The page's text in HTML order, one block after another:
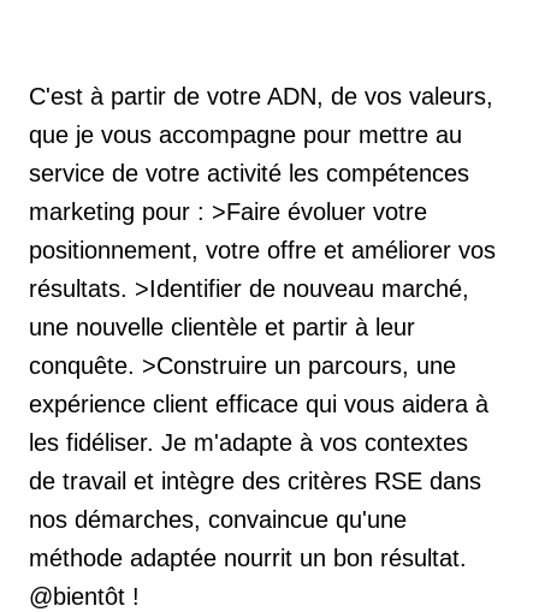
C'est à partir de votre ADN, de vos valeurs,
que je vous accompagne pour mettre au
service de votre activité les compétences
marketing pour : >Faire évoluer votre
positionnement, votre offre et améliorer vos
résultats. >Identifier de nouveau marché,
une nouvelle clientèle et partir à leur
conquête. >Construire un parcours, une
expérience client efficace qui vous aidera à
les fidéliser. Je m'adapte à vos contextes
de travail et intègre des critères RSE dans
nos démarches, convaincue qu'une
méthode adaptée nourrit un bon résultat.
@bientôt !